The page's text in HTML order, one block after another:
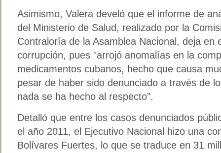
Asimismo, Valera develó que el informe de
del Ministerio de Salud, realizado por la
Contraloría de la Asamblea Nacional, deja en
corrupción, pues "arrojó anomalías en la
medicamentos cubanos, hecho que causa
pesar de haber sido denunciado a través de
nada se ha hecho al respecto”.
Detalló que entre los casos denunciados
el año 2011, el Ejecutivo Nacional hizo una
Bolívares Fuertes, lo que se traduce en 31